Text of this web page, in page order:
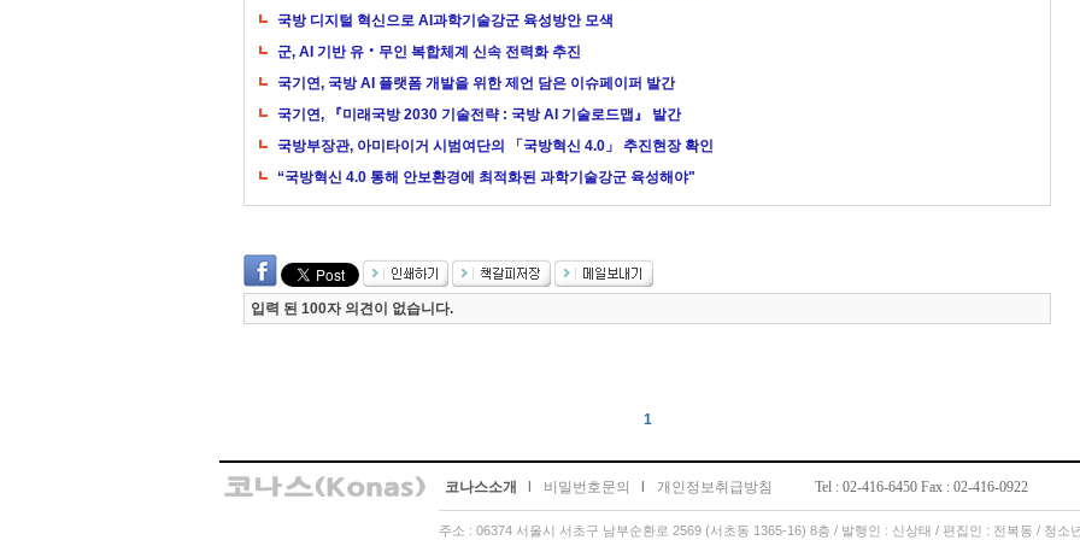
국방 디지털 혁신으로 AI과학기술강군 육성방안 모색
군, AI 기반 유‧무인 복합체계 신속 전력화 추진
국기연, 국방 AI 플랫폼 개발을 위한 제언 담은 이슈페이퍼 발간
국기연, 『미래국방 2030 기술전략 : 국방 AI 기술로드맵』 발간
국방부장관, 아미타이거 시범여단의 「국방혁신 4.0」 추진현장 확인
“국방혁신 4.0 통해 안보환경에 최적화된 과학기술강군 육성해야"
입력 된 100자 의견이 없습니다.
1
코나스소개 비밀번호문의 개인정보취급방침 Tel : 02-416-6450 Fax : 02-416-0922
주소 : 06374 서울시 서초구 남부순환로 2569 (서초동 1365-16) 8층 / 발행인 : 신상태 / 편집인 : 전복동 / 청소